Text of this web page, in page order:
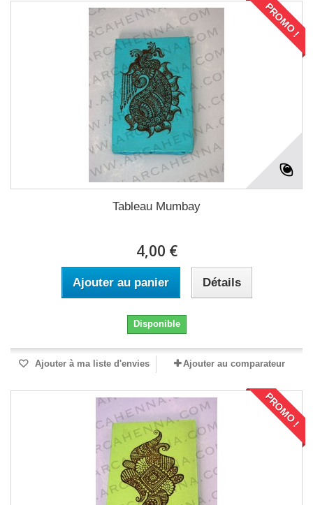
PROMO !
Tableau Mumbay
4,00 €
Ajouter au panier Détails
Disponible
Ajouter à ma liste d'envies Ajouter au comparateur
PROMO !